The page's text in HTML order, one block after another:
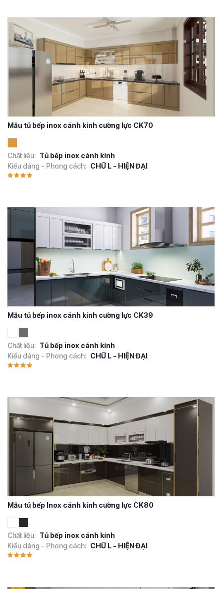
Mẫu tủ bếp inox cánh kính cường lực CK70
Chất liệu: Tủ bếp inox cánh kính
Kiểu dáng - Phong cách: CHỮ L - HIỆN ĐẠI
Mẫu tủ bếp inox cánh kính cường lực CK39
Chất liệu: Tủ bếp inox cánh kính
Kiểu dáng - Phong cách: CHỮ L - HIỆN ĐẠI
Mẫu tủ bếp Inox cánh kính cường lực CK80
Chất liệu: Tủ bếp inox cánh kính
Kiểu dáng - Phong cách: CHỮ L - HIỆN ĐẠI